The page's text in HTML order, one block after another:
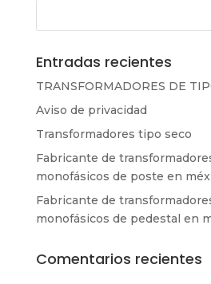
Entradas recientes
TRANSFORMADORES DE
Aviso de privacidad
Transformadores tipo seco
Fabricante de
monofásicos de poste en
Fabricante de
monofásicos de pedestal en
Comentarios recientes